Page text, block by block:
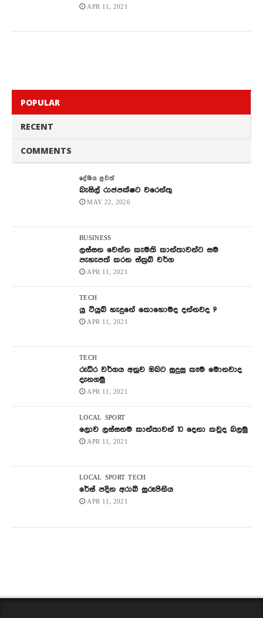
APR 11, 2021
POPULAR
RECENT
COMMENTS
දේශිය පුවත්
බැසිල් රාජපක්ෂට වරෙන්තු
MAY 22, 2026
BUSINESS
ලස්සන වෙන්න කැමති කාන්තාවන්ට සම
පැහැපත් කරන ස්ක්‍රබ් වර්ග
APR 11, 2021
TECH
යු ටියුබ් හැදුනේ කොහොමද දන්නවද ?
APR 11, 2021
TECH
රුධිර වර්ගය අනුව ඔබට සුදුසු කෑම මොනවාද
දැනගමු
APR 11, 2021
LOCAL SPORT
ලොව ලස්සනම කාන්තාවන් 10 දෙනා කවුද බලමු
APR 11, 2021
LOCAL SPORT TECH
රේස් පදින අරාබි සුරූපිනිය
APR 11, 2021